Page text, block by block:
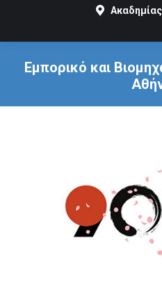
Εμπορικό και